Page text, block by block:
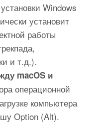
Windows
установит
работы
и т.д.).
macOS и
операционной
компьютера
Option (Alt).